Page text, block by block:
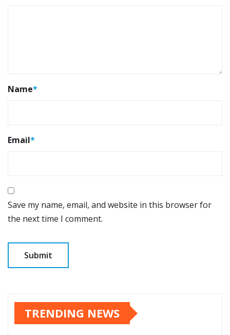
Name*
Email*
Save my name, email, and website in this browser for
the next time I comment.
TRENDING NEWS